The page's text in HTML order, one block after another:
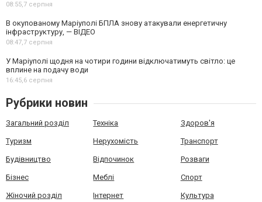
08:55,7 серпня
В окупованому Маріуполі БПЛА знову атакували енергетичну
інфраструктуру, — ВІДЕО
08:47,7 серпня
У Маріуполі щодня на чотири години відключатимуть світло: це
вплине на подачу води
16:45,6 серпня
Рубрики новин
Загальний розділ Техніка Здоров'я
Туризм Нерухомість Транспорт
Будівництво Відпочинок Розваги
Бізнес Меблі Спорт
Жіночий розділ Інтернет Культура